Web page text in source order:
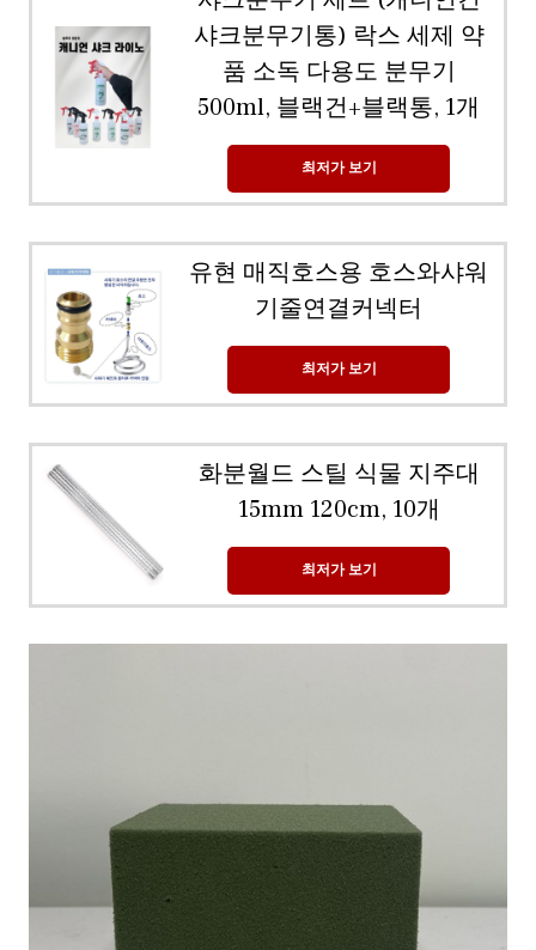
샤크분무기통) 락스 세제 약
품 소독 다용도 분무기
500ml, 블랙건+블랙통, 1개
최저가 보기
유현 매직호스용 호스와샤워
기줄연결커넥터
최저가 보기
화분월드 스틸 식물 지주대
15mm 120cm, 10개
최저가 보기